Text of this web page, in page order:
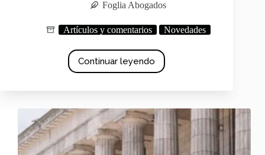
Foglia Abogados
Artículos y comentarios Novedades
Continuar leyendo